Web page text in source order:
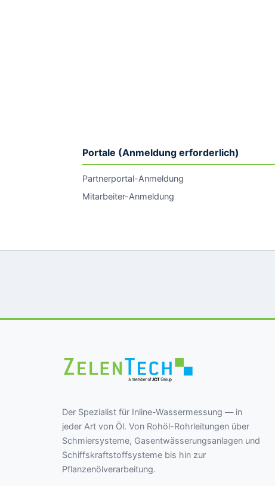
Portale (Anmeldung erforderlich)
Partnerportal-Anmeldung
Mitarbeiter-Anmeldung
Der Spezialist für Inline-Wassermessung — in
jeder Art von Öl. Von Rohöl-Rohrleitungen über
Schmiersysteme, Gasentwässerungsanlagen und
Schiffskraftstoffsysteme bis hin zur
Pflanzenölverarbeitung.